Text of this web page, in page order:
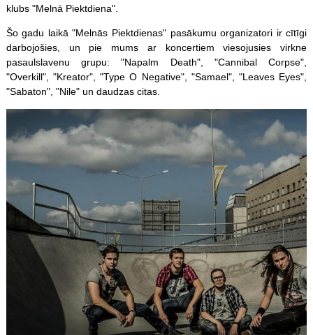
klubs "Melnā Piektdiena".
Šo gadu laikā "Melnās Piektdienas" pasākumu organizatori ir cītīgi
darbojošies, un pie mums ar koncertiem viesojusies virkne
pasaulslavenu grupu: "Napalm Death", "Cannibal Corpse",
"Overkill", "Kreator", "Type O Negative", "Samael", "Leaves Eyes",
"Sabaton", "Nile" un daudzas citas.